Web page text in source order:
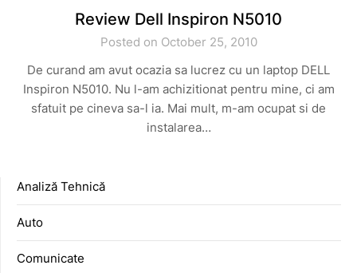
Review Dell Inspiron N5010
Posted on October 25, 2010
De curand am avut ocazia sa lucrez cu un laptop DELL
Inspiron N5010. Nu l-am achizitionat pentru mine, ci am
sfatuit pe cineva sa-l ia. Mai mult, m-am ocupat si de
instalarea…
Analiză Tehnică
Auto
Comunicate